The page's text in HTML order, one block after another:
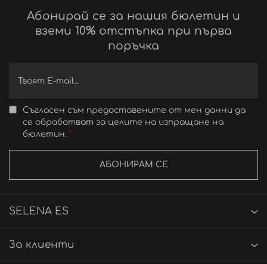
Абонирай се за нашия бюлетин и
вземи 10% отстъпка при първа
поръчка
Съгласен съм предоставените от мен данни да
се обработват за целите на изпращане на
бюлетин.
АБОНИРАМ СЕ
SELENA ES
За клиенти